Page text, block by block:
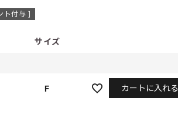
ト付与 ]
サイズ
F カートに入れる